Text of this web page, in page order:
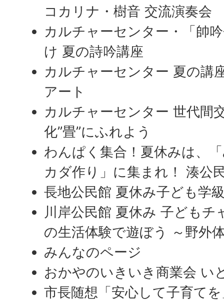
コカリナ・樹音 交流演奏会
カルチャーセンター・「帥
け 夏の詩吟講座
カルチャーセンター 夏の講
アート
カルチャーセンター 世代間
化”畳”にふれよう
わんぱく集合！夏休みは、
カダ作り」に集まれ！ 湊公
長地公民館 夏休み子ども学
川岸公民館 夏休み 子どもチ
の生活体験で遊ぼう ～野外
みんなのページ
おかやのいきいき商業会 い
市長随想「安心して子育て